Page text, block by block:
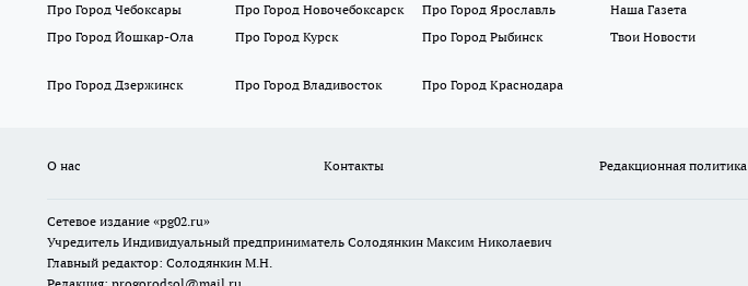
Про Город Чебоксары Про Город Новочебоксарск Про Город Ярославль Наша Газета
Про Город Йошкар-Ола
Про Город Курск Про Город Рыбинск Твои Новости
Про Город Дзержинск
Про Город Владивосток Про Город Краснодара
О нас Контакты Редакционная политика
Сетевое издание «pg02.ru»
Учредитель Индивидуальный предприниматель Солодянкин Максим Николаевич
Главный редактор: Солодянкин М.Н.